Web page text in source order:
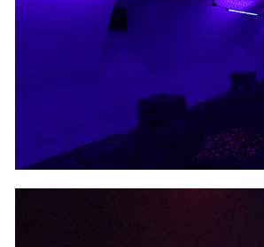
FLATTERNDE HAND FLÄCHEN